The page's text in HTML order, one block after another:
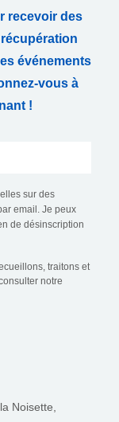
recevoir des
événements
vous à
!
sur des
email. Je peux
de désinscription
traitons et
notre
Noisette,